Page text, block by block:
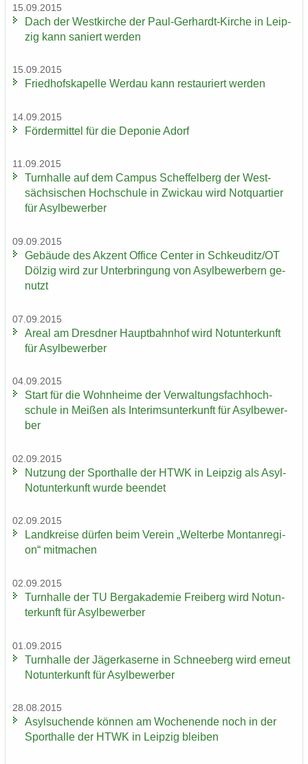
15.09.2015
Dach der West­kir­che der Paul-​Gerhardt-Kirche in Leip­
zig kann sa­niert wer­den
15.09.2015
Fried­hofs­ka­pel­le Wer­dau kann re­stau­riert wer­den
14.09.2015
För­der­mit­tel für die De­po­nie Adorf
11.09.2015
Turn­hal­le auf dem Cam­pus Schef­fel­berg der West­
säch­si­schen Hoch­schu­le in Zwi­ckau wird Not­quar­tier
für Asyl­be­wer­ber
09.09.2015
Ge­bäu­de des Ak­zent Of­fice Cen­ter in Schkeu­ditz/OT
Döl­zig wird zur Un­ter­brin­gung von Asyl­be­wer­bern ge­
nutzt
07.09.2015
Areal am Dresd­ner Haupt­bahn­hof wird Not­un­ter­kunft
für Asyl­be­wer­ber
04.09.2015
Start für die Wohn­hei­me der Ver­wal­tungs­fach­hoch­
schu­le in Mei­ßen als In­te­rims­un­ter­kunft für Asyl­be­wer­
ber
02.09.2015
Nut­zung der Sport­hal­le der HTWK in Leip­zig als Asyl-​
Notunterkunft wurde be­en­det
02.09.2015
Land­krei­se dür­fen beim Ver­ein „Welt­erbe Mon­tan­re­gi­
on“ mit­ma­chen
02.09.2015
Turn­hal­le der TU Berg­aka­de­mie Frei­berg wird Not­un­
ter­kunft für Asyl­be­wer­ber
01.09.2015
Turn­hal­le der Jä­ger­ka­ser­ne in Schnee­berg wird er­neut
Not­un­ter­kunft für Asyl­be­wer­ber
28.08.2015
Asyl­su­chen­de kön­nen am Wo­chen­en­de noch in der
Sport­hal­le der HTWK in Leip­zig blei­ben